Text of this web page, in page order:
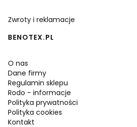
Zwroty i reklamacje
BENOTEX.PL
O nas
Dane firmy
Regulamin sklepu
Rodo - informacje
Polityka prywatności
Polityka cookies
Kontakt